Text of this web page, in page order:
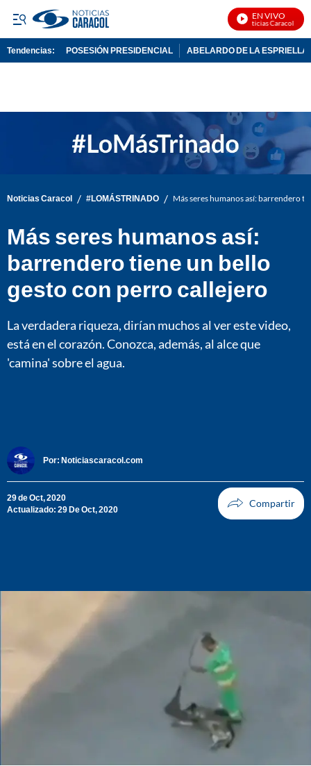
EN VIVO
Noticias Caracol En
Tendencias: POSESIÓN PRESIDENCIAL ABELARDO DE LA ESPRIELLA
Noticias Caracol / #LOMÁSTRINADO / Más seres humanos así: barrendero
Más seres humanos así:
barrendero tiene un bello
gesto con perro callejero
La verdadera riqueza, dirían muchos al ver este video,
está en el corazón. Conozca, además, al alce que
'camina' sobre el agua.
Por: Noticiascaracol.com
29 de Oct, 2020
Actualizado: 29 De Oct, 2020